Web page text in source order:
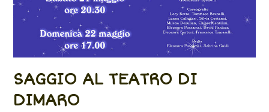
SAGGIO AL TEATRO DI
DIMARO